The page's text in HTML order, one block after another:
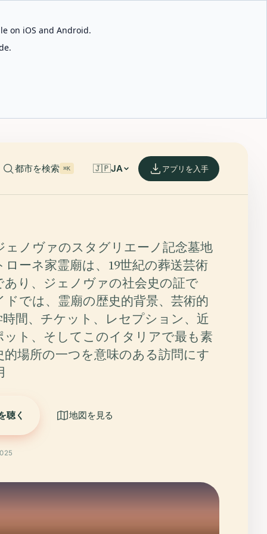
on iOS and Android.
都市を検索 ⌘K 🇯🇵JA アプリを入手
ェノヴァのスタグリエーノ記念墓地
ーネ家霊廟は、19世紀の葬送芸術
あり、ジェノヴァの社会史の証で
では、霊廟の歴史的背景、芸術的
間、チケット、レセプション、近
ット、そしてこのイタリアで最も素
場所の一つを意味のある訪問にす
聴く 地図を見る